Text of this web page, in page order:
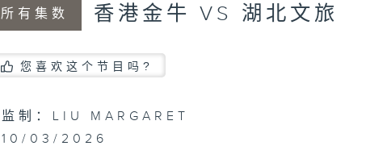
所有集数 香港金牛 VS 湖北文旅
您喜欢这个节目吗?
监制：LIU MARGARET
10/03/2026